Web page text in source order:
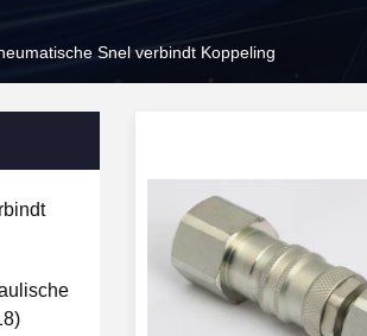
Snel verbindt Koppeling